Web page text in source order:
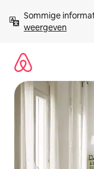
direct
naar
Sommige
weergeven